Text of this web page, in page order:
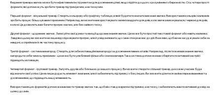
Ведення трекера звичок може бути ефективним інструментом для досягнення цілей, якщо підійти до цього з розумінням і обережністю. Ось чотири прості
формати, які допоможуть зробити трекер підтримуючим, а не тиснучим.
Перший формат - візуальний трекер. Створіть кольорову або графічну таблицю, в якій будете позначати виконані звички. Використання кольорів і малюнків
зробить процес більш цікавим і приємним. Наприклад, ви можете використовувати зелені квадрати для днів, коли звичка виконувалася, і червоні для днів,
коли ні. Це дозволить вам бачити прогрес наочно, але без зайвого тиску.
Другий формат - щоденник звичок. Записуйте свої думки та емоції щодо виконання звичок. Це може бути простий текстовий формат або навіть малюнки.
Завдяки цьому ви зможете не лише відслідковувати прогрес, але й усвідомлювати, що саме спонукає вас до дій. Важливо, щоб ви не засуджували себе за
невдачі, а сприймали їх як частину процесу.
Третій формат - система винагород. Створіть для себе мотиваційні винагороди за досягнення певних етапів. Наприклад, після тижня виконання звички,
нагородьте себе чимось приємним - це може бути улюблений фільм або смачна вечеря. Така система допоможе вам зберігати позитивний настрій і
підвищить мотивацію.
Четвертий формат - груповий трекер. Залучіть друзів або близьких до вашого процесу. Ви можете створити спільний трекер, де кожен учасник буде
відзначати свої успіхи. Це не лише додасть елемент змагання, але й забезпечить підтримку з боку інших. Ви зможете ділитися своїми переживаннями та
досягненнями, що підвищить вашу впевненість.
Використання цих форматів допоможе вам вести трекер звичок так, щоб він став джерелом підтримки, а не тиску, і забезпечить вам позитивний досвід на
шляху до змін.